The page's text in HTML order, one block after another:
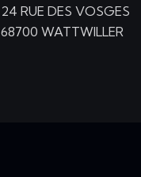
24 RUE DES VOSGES
68700 WATTWILLER